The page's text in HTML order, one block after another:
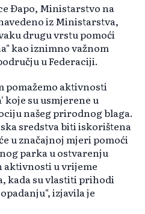
Đapo, Ministarstvo na
iz Ministarstva,
drugu vrstu pomoći
kao iznimno važnom
u Federaciji.
pomažemo aktivnosti
su usmjerene u
našeg prirodnog blaga.
sredstva biti iskorištena
u značajnoj mjeri pomoći
parka u ostvarenju
u vrijeme
kada su vlastiti prihodi
izjavila je